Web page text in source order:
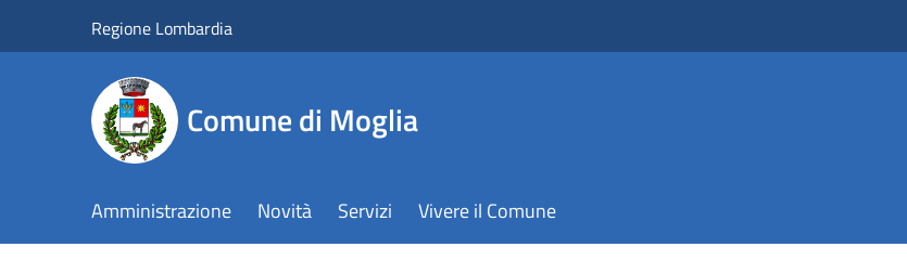
Regione Lombardia
Comune di Moglia
Amministrazione Novità Servizi Vivere il Comune